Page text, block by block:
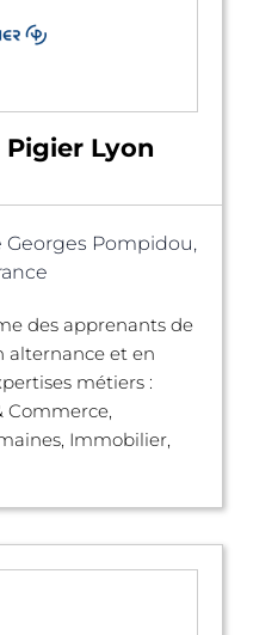
Pigier Lyon
Georges Pompidou,
des apprenants de
alternance et en
métiers :
Commerce,
Immobilier,